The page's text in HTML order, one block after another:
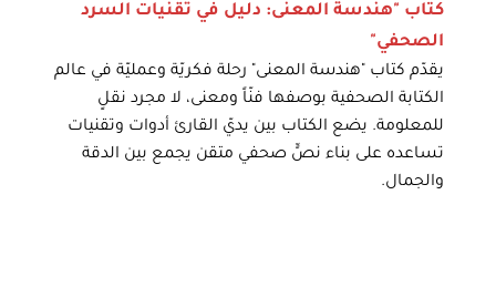
كتاب "هندسة المعنى: دليل في تقنيات السرد
الصحفي"
يقدّم كتاب "هندسة المعنى" رحلة فكريّة وعمليّة في عالم
الكتابة الصحفية بوصفها فنّاً ومعنى، لا مجرد نقلٍ
للمعلومة. يضع الكتاب بين يديّ القارئ أدوات وتقنيات
تساعده على بناء نصٍّ صحفي متقن يجمع بين الدقة
والجمال.